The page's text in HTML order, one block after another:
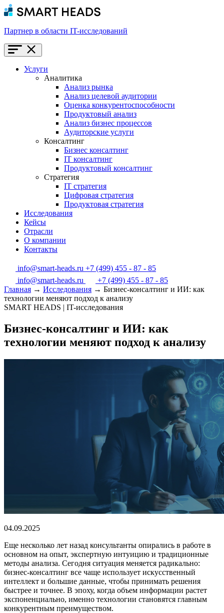
Партнер в области IT-исследований
Услуги
Аналитика
Анализ рынка
Анализ целевой аудитории
Оценка конкурентоспособности
Продуктовый анализ
Анализ бизнес процессов
Аудиторские услуги
Консалтинг
Бизнес консалтинг
IT консалтинг
Продуктовый консалтинг
Стратегия
IT стратегия
Цифровая стратегия
Продуктовая стратегия
Исследования
Кейсы
Отрасли
О компании
Контакты
info@smart-heads.ru +7 (499) 455 - 87 - 85
info@smart-heads.ru
+7 (499) 455 - 87 - 85
Главная → Исследования → Бизнес-консалтинг и ИИ: как
технологии меняют подход к анализу
SMART HEADS | IT-исследования
Бизнес-консалтинг и ИИ: как
технологии меняют подход к анализу
04.09.2025
Еще несколько лет назад консультанты опирались в работе в
основном на опыт, экспертную интуицию и традиционные
методы анализа. Сегодня ситуация меняется радикально:
бизнес-консалтинг все чаще использует искусственный
интеллект и большие данные, чтобы принимать решения
быстрее и точнее. В эпоху, когда объем информации растет
экспоненциально, именно технологии становятся главным
конкурентным преимуществом.